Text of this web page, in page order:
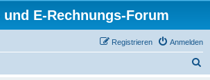
und E-Rechnungs-Forum
Anmelden
Registrieren